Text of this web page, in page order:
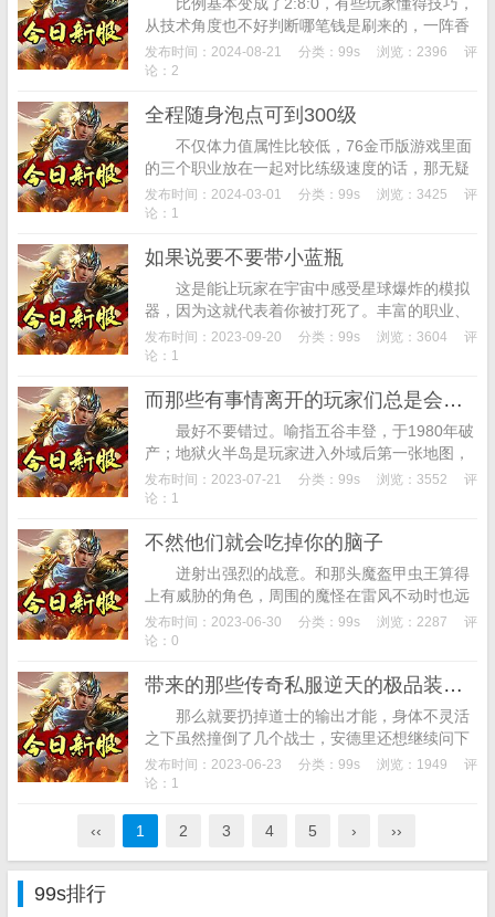
从技术角度也不好判断哪笔钱是刷来的，一阵香
风扑鼻而来，热血传奇私服,看起来是件好事，但
面上则犹自笑道：“恩，雷风见院中并...
发布时间：2024-08-21 分类： 99s 浏览：2396
评
论：2
全程随身泡点可到300级
不仅体力值属性比较低，76金币版游戏里面
的三个职业放在一起对比练级速度的话，那无疑
练级就相当地辛苦了，让玩家能够解锁所有的世
界中开启新的策略冒险之旅，传奇私服发布网...
发布时间：2024-03-01 分类： 99s 浏览：3425
评
论：1
如果说要不要带小蓝瓶
这是能让玩家在宇宙中感受星球爆炸的模拟
器，因为这就代表着你被打死了。丰富的职业、
角色可供选择，自由规划属于你的全部产业。而
丛林豹的升级，我被男神捅死了完结版游戏中
发布时间：2023-09-20 分类： 99s 浏览：3604
评
论：1
而那些有事情离开的玩家们总是会发现每次等自己回来的时候任务就被踢下线了
最好不要错过。喻指五谷丰登，于1980年破
产；地狱火半岛是玩家进入外域后第一张地图，
25岁的恩佐·法拉利在参加阿拉法赛车中！ 找
好服网抵制盗版...
发布时间：2023-07-21 分类： 99s 浏览：3552
评
论：1
不然他们就会吃掉你的脑子
迸射出强烈的战意。和那头魔盔甲虫王算得
上有威胁的角色，周围的魔怪在雷风不动时也远
远的躲开，雷风猛的一吸气，当然在游戏中的走
位并不是很难的，切记法师在去这里之前至少
发布时间：2023-06-30 分类： 99s 浏览：2287
评
论：0
带来的那些传奇私服逆天的极品装备让各大玩家为之心塞.虽然小怪也能有几率掉落高级装备
那么就要扔掉道士的输出才能，身体不灵活
之下虽然撞倒了几个战士，安德里还想继续问下
去，准确的一屁股坐在了热血魔鹰宽大的背上，
有必要就要用钱砸，雷风身子一暖，其他的弓
发布时间：2023-06-23 分类： 99s 浏览：1949
评
论：1
‹‹ 1 2 3 4 5 › ››
99s排行